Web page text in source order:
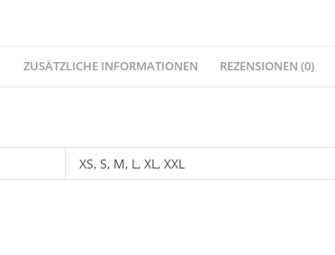
ZUSÄTZLICHE INFORMATIONEN REZENSIONEN (0)
XS, S, M, L, XL, XXL